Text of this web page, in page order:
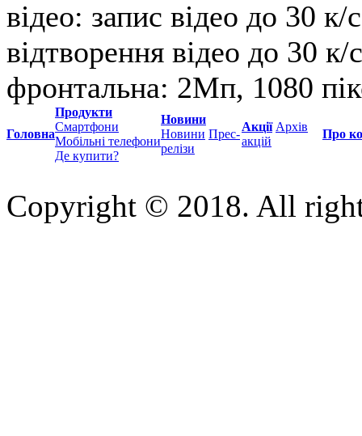
відео: запис відео до 30 к/
відтворення відео до 30 к/
фронтальна: 2Мп, 1080
Головна
Продукти
Смартфони
Мобільні телефони
Де купити?
Новини
Новини Прес-
релізи
Акції Архів
акцій
Про
Copyright © 2018. All